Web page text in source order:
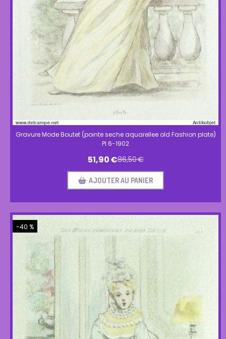
Gravure Mode Boutet (pointe seche aquarellee old Fashion plate)
Pl 6-1902
51,90€86,50€
AJOUTER AU PANIER
-40 %